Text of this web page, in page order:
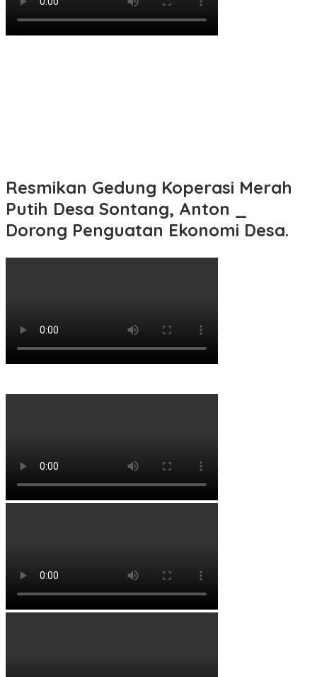
Resmikan Gedung Koperasi Merah
Putih Desa Sontang, Anton _
Dorong Penguatan Ekonomi Desa.